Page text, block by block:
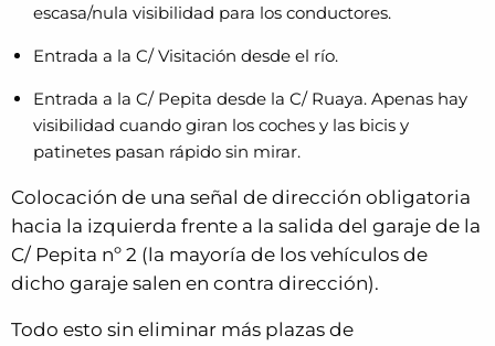
escasa/nula visibilidad para los conductores.
Entrada a la C/ Visitación desde el río.
Entrada a la C/ Pepita desde la C/ Ruaya. Apenas hay
visibilidad cuando giran los coches y las bicis y
patinetes pasan rápido sin mirar.
Colocación de una señal de dirección obligatoria
hacia la izquierda frente a la salida del garaje de la
C/ Pepita nº 2 (la mayoría de los vehículos de
dicho garaje salen en contra dirección).
Todo esto sin eliminar más plazas de